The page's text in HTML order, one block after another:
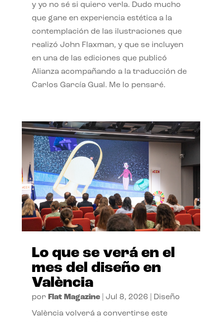
y yo no sé si quiero verla. Dudo mucho
que gane en experiencia estética a la
contemplación de las ilustraciones que
realizó John Flaxman, y que se incluyen
en una de las ediciones que publicó
Alianza acompañando a la traducción de
Carlos García Gual. Me lo pensaré.
Lo que se verá en el
mes del diseño en
València
por Flat Magazine| Jul 8, 2026 Diseño
València volverá a convertirse este